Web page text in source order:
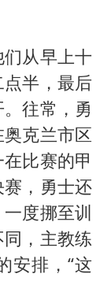
店
从早上十
半，最后
往常，勇
克兰市区
比赛的甲
，勇士还
度挪至训
，主教练
安排，“这